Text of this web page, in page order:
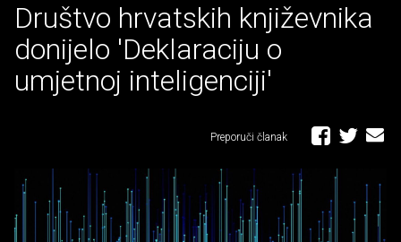
Društvo hrvatskih književnika
donijelo 'Deklaraciju o
umjetnoj inteligenciji'
Preporuči članak